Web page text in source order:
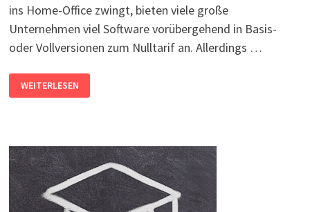
ins Home-Office zwingt, bieten viele große
Unternehmen viel Software vorübergehend in Basis-
oder Vollversionen zum Nulltarif an. Allerdings …
SOFTWARE
FÜRS
HOME-
WEITERLESEN